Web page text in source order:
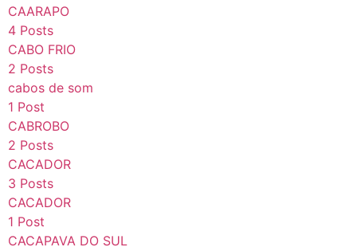
CAARAPO
4 Posts
CABO FRIO
2 Posts
cabos de som
1 Post
CABROBO
2 Posts
CACADOR
3 Posts
CACADOR
1 Post
CACAPAVA DO SUL